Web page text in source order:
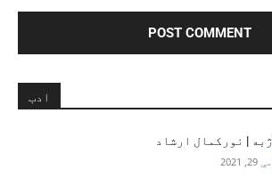
ادب
ژبه | نورکمال ارشاد
مې 29, 2021